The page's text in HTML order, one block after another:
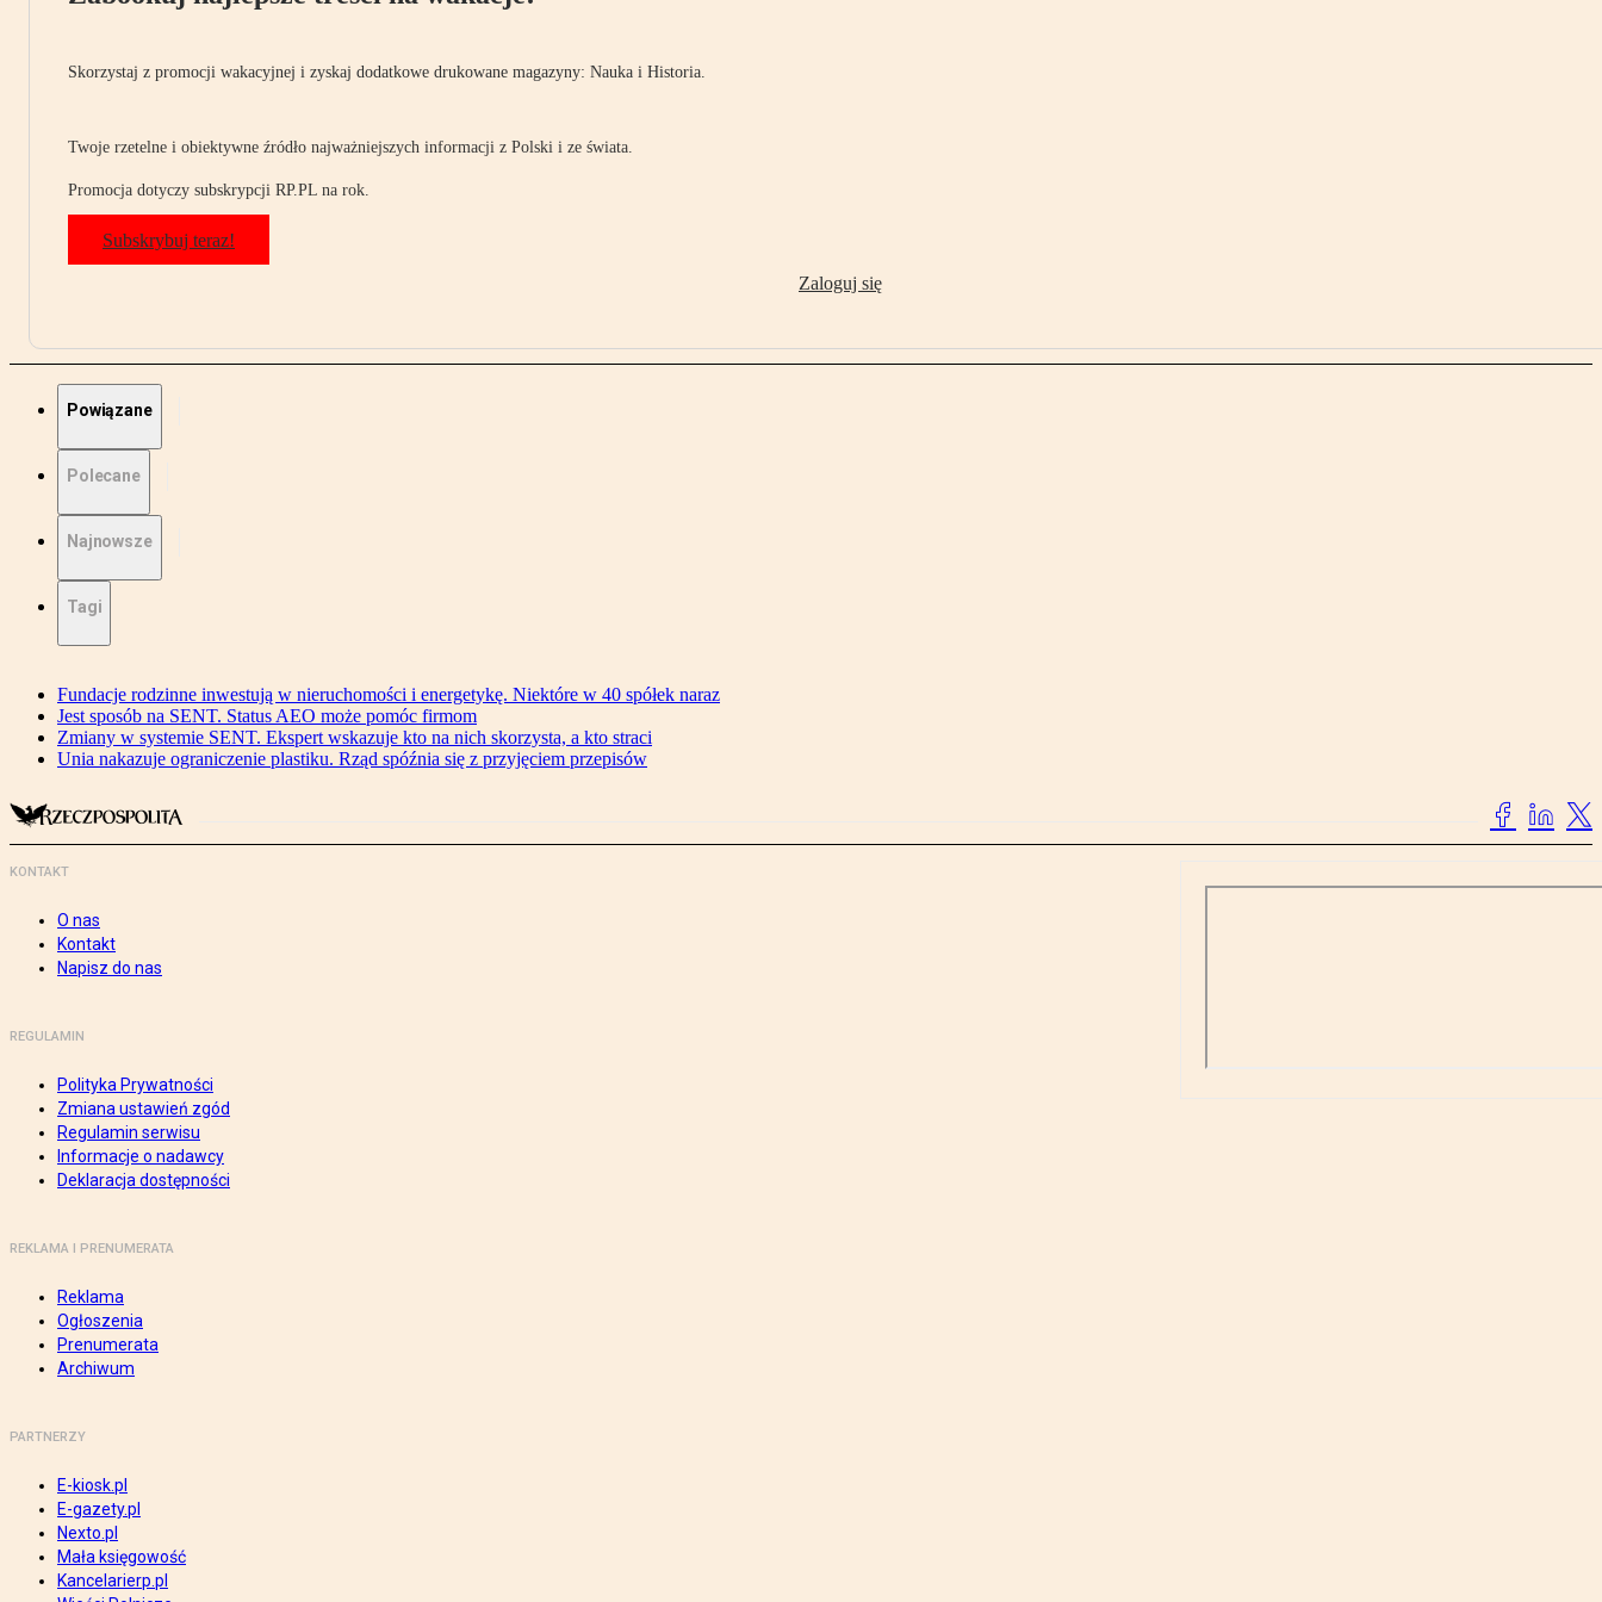
Skorzystaj z promocji wakacyjnej i zyskaj dodatkowe drukowane magazyny: Nauka i Historia.
Twoje rzetelne i obiektywne źródło najważniejszych informacji z Polski i ze świata.
Promocja dotyczy subskrypcji RP.PL na rok.
Subskrybuj teraz!
Zaloguj się
Powiązane
Polecane
Najnowsze
Tagi
Fundacje rodzinne inwestują w nieruchomości i energetykę. Niektóre w 40 spółek naraz
Jest sposób na SENT. Status AEO może pomóc firmom
Zmiany w systemie SENT. Ekspert wskazuje kto na nich skorzysta, a kto straci
Unia nakazuje ograniczenie plastiku. Rząd spóźnia się z przyjęciem przepisów
KONTAKT
O nas
Kontakt
Napisz do nas
REGULAMIN
Polityka Prywatności
Zmiana ustawień zgód
Regulamin serwisu
Informacje o nadawcy
Deklaracja dostępności
REKLAMA I PRENUMERATA
Reklama
Ogłoszenia
Prenumerata
Archiwum
PARTNERZY
E-kiosk.pl
E-gazety.pl
Nexto.pl
Mała księgowość
Kancelarierp.pl